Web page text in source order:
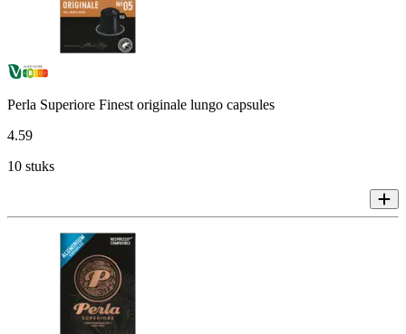
Perla Superiore Finest originale lungo capsules
4.59
10 stuks